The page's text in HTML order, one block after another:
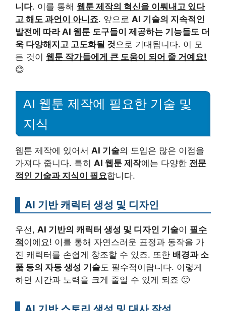
니다. 이를 통해 웹툰 제작의 혁신을 이뤄내고 있다
고 해도 과언이 아니죠. 앞으로 AI 기술의 지속적인
발전에 따라 AI 웹툰 도구들이 제공하는 기능들도 더
욱 다양해지고 고도화될 것으로 기대됩니다. 이 모
든 것이 웹툰 작가들에게 큰 도움이 되어 줄 거예요!
😊
AI 웹툰 제작에 필요한 기술 및
지식
웹툰 제작에 있어서 AI 기술의 도입은 많은 이점을
가져다 줍니다. 특히 AI 웹툰 제작에는 다양한 전문
적인 기술과 지식이 필요합니다.
AI 기반 캐릭터 생성 및 디자인
우선, AI 기반의 캐릭터 생성 및 디자인 기술이 필수
적 이에요! 이를 통해 자연스러운 표정과 동작을 가
진 캐릭터를 손쉽게 창조할 수 있죠. 또한 배경과 소
품 등의 자동 생성 기술도 필수적이랍니다. 이렇게
하면 시간과 노력을 크게 줄일 수 있게 되죠 🙂